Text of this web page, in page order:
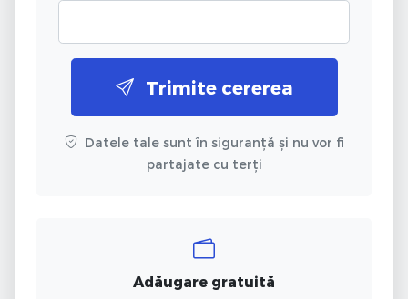
Trimite cererea
Datele tale sunt în siguranță și nu vor fi
partajate cu terți
Adăugare gratuită